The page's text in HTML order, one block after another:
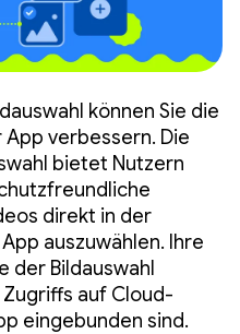
können Sie die
verbessern. Die
bietet Nutzern
direkt in der
auszuwählen. Ihre
der Bildauswahl
auf Cloud-
eingebunden sind.